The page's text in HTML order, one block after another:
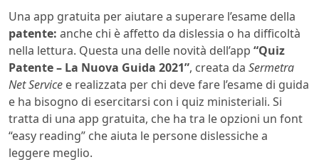
Una app gratuita per aiutare a superare l’esame della
patente: anche chi è affetto da dislessia o ha difficoltà
nella lettura. Questa una delle novità dell’app “Quiz
Patente – La Nuova Guida 2021”, creata da Sermetra
Net Service e realizzata per chi deve fare l’esame di guida
e ha bisogno di esercitarsi con i quiz ministeriali. Si
tratta di una app gratuita, che ha tra le opzioni un font
“easy reading” che aiuta le persone dislessiche a
leggere meglio.